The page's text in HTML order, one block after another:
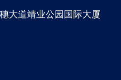
大道靖业公园国际大厦